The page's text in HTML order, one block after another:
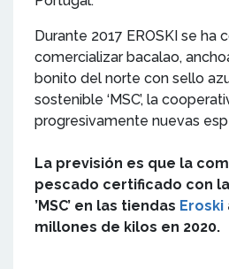
Durante 2017 EROSKI se ha
comercializar bacalao,
bonito del norte con sello
sostenible ‘MSC’, la
progresivamente nuevas
La previsión es que la
pescado certificado con
’MSC’ en las tiendas Eroski
millones de kilos en 2020.